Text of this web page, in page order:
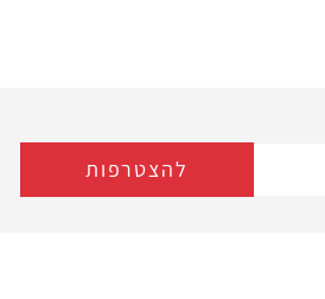
להצטרפות